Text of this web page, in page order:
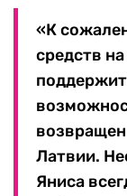
«К
средств
Латвии.
Яниса